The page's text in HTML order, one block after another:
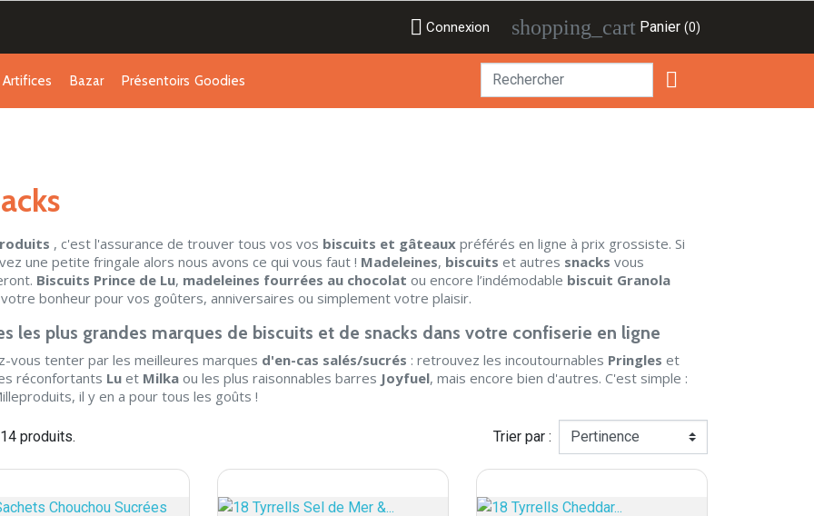
 Connexion shopping_cart Panier (0)
Artifices Bazar Présentoirs Goodies 
, c'est l'assurance de trouver tous vos vos biscuits et gâteaux préférés en ligne à prix grossiste. Si
une petite fringale alors nous avons ce qui vous faut ! Madeleines, biscuits et autres snacks vous
Biscuits Prince de Lu, madeleines fourrées au chocolat ou encore l’indémodable biscuit Granola
bonheur pour vos goûters, anniversaires ou simplement votre plaisir.
les plus grandes marques de biscuits et de snacks dans votre confiserie en ligne
vous tenter par les meilleures marques d'en-cas salés/sucrés : retrouvez les incoutournables Pringles et
réconfortants Lu et Milka ou les plus raisonnables barres Joyfuel, mais encore bien d'autres. C'est simple :
il y en a pour tous les goûts !
produits. Trier par :